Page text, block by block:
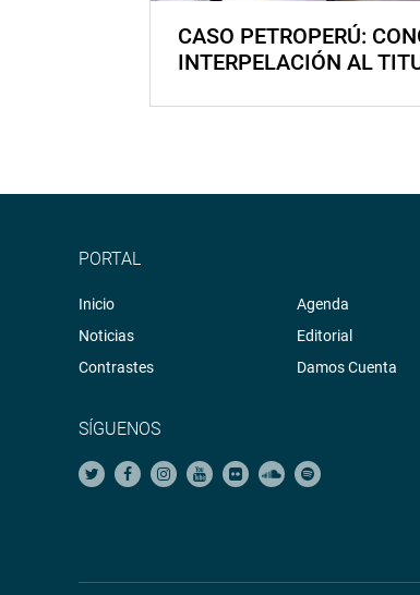
CASO PETROPERÚ:
INTERPELACIÓN AL
PORTAL
Inicio
Noticias
Contrastes
Agenda
Editorial
Damos Cuenta
SÍGUENOS